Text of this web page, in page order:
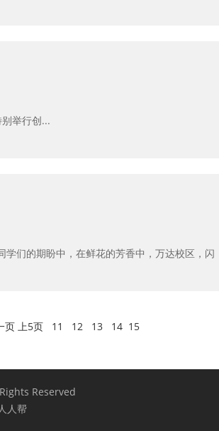
举行创...
们的期盼中，在鲜花的芳香中，万达校区，闪
页 上5页 11 12 13 14 15
Reserved
人帮